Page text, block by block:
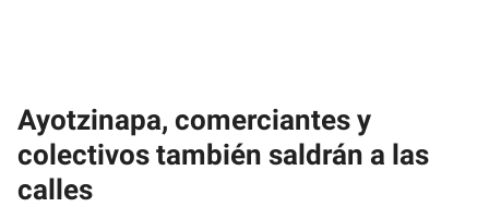
Ayotzinapa, comerciantes y
colectivos también saldrán a las
calles